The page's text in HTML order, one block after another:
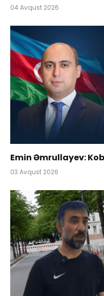
04 Avqust 2026
Emin Əmrullayev:
03 Avqust 2026